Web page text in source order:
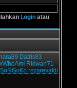
Login atau
Datris83
Ridwan71
SoNGoKo rezarevaldi